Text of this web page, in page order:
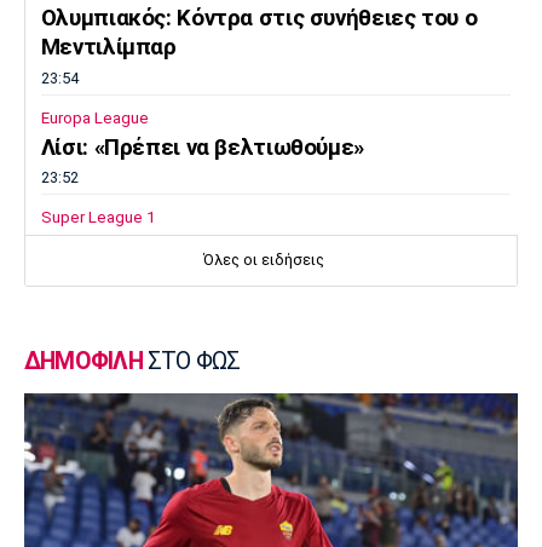
Ολυμπιακός: Κόντρα στις συνήθειες του ο
Μεντιλίμπαρ
23:54
Europa League
Λίσι: «Πρέπει να βελτιωθούμε»
23:52
Super League 1
Επιστρέφει αύριο στη Θεσσαλονίκη ο
Επίσημα στον Άρη ο Άνταμ Μοκόκα
23:35
Europa League
Μπρούνο: «Δουλέψαμε καλά στην άμυνα»
23:32
Όλες οι ειδήσεις
ΔΗΜΟΦΙΛΗ ΣΤΟ ΦΩΣ